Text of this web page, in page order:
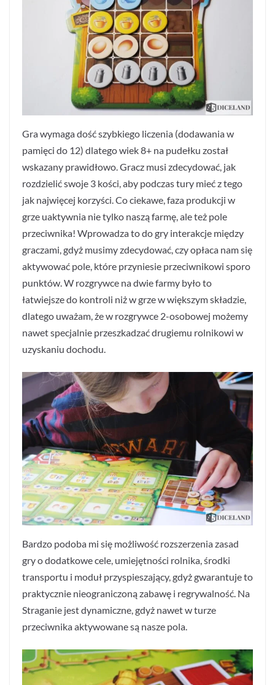
Gra wymaga dość szybkiego liczenia (dodawania w
pamięci do 12) dlatego wiek 8+ na pudełku został
wskazany prawidłowo. Gracz musi zdecydować, jak
rozdzielić swoje 3 kości, aby podczas tury mieć z tego
jak najwięcej korzyści. Co ciekawe, faza produkcji w
grze uaktywnia nie tylko naszą farmę, ale też pole
przeciwnika! Wprowadza to do gry interakcje między
graczami, gdyż musimy zdecydować, czy opłaca nam się
aktywować pole, które przyniesie przeciwnikowi sporo
punktów. W rozgrywce na dwie farmy było to
łatwiejsze do kontroli niż w grze w większym składzie,
dlatego uważam, że w rozgrywce 2-osobowej możemy
nawet specjalnie przeszkadzać drugiemu rolnikowi w
uzyskaniu dochodu.
Bardzo podoba mi się możliwość rozszerzenia zasad
gry o dodatkowe cele, umiejętności rolnika, środki
transportu i moduł przyspieszający, gdyż gwarantuje to
praktycznie nieograniczoną zabawę i regrywalność. Na
Straganie jest dynamiczne, gdyż nawet w turze
przeciwnika aktywowane są nasze pola.